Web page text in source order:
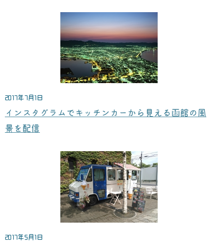
2017年7月1日
インスタグラムでキッチンカーから見える函館の風
景を配信
2017年5月1日